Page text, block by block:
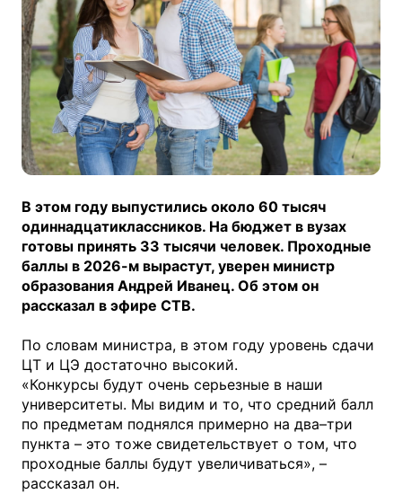
В этом году выпустились около 60 тысяч
одиннадцатиклассников. На бюджет в вузах
готовы принять 33 тысячи человек. Проходные
баллы в 2026-м вырастут, уверен министр
образования Андрей Иванец. Об этом он
рассказал в эфире СТВ.
По словам министра, в этом году уровень сдачи
ЦТ и ЦЭ достаточно высокий.
«Конкурсы будут очень серьезные в наши
университеты. Мы видим и то, что средний балл
по предметам поднялся примерно на два–три
пункта – это тоже свидетельствует о том, что
проходные баллы будут увеличиваться», –
рассказал он.